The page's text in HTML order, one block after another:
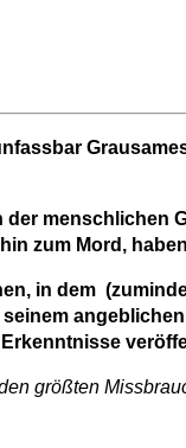
zum Mord,
in dem
größten